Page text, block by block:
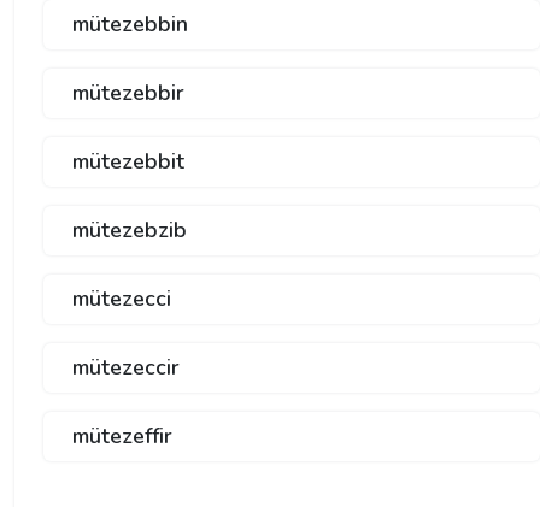
mütezebbin
mütezebbir
mütezebbit
mütezebzib
mütezecci
mütezeccir
mütezeffir